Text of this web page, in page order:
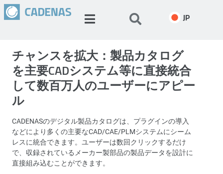
JP
チャンスを拡大：製品カタログ
を主要CADシステム等に直接統合
して数百万人のユーザーにアピー
ル
CADENASのデジタル製品カタログは、プラグインの導入
などにより多くの主要なCAD/CAE/PLMシステムにシーム
レスに統合できます。ユーザーは数回クリックするだけ
で、収録されているメーカー製部品の製品データを設計に
直接組み込むことができます。